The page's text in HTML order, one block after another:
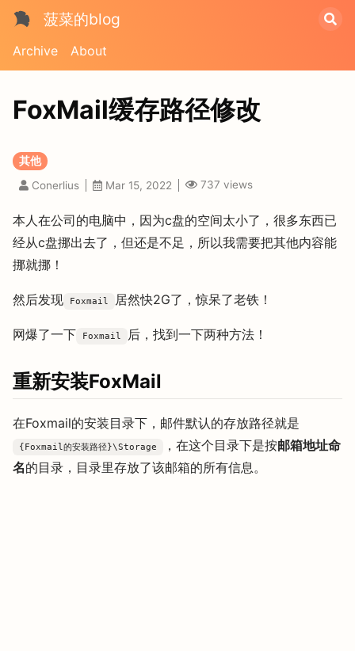
菠菜的blog
Archive About
FoxMail缓存路径修改
其他
Conerlius
Mar 15, 2022 737 views
本人在公司的电脑中，因为c盘的空间太小了，很多东西已
经从c盘挪出去了，但还是不足，所以我需要把其他内容能
挪就挪！
然后发现 Foxmail 居然快2G了，惊呆了老铁！
网爆了一下 Foxmail 后，找到一下两种方法！
重新安装FoxMail
在Foxmail的安装目录下，邮件默认的存放路径就是
{Foxmail的安装路径}\Storage ，在这个目录下是按邮箱地址命
名的目录，目录里存放了该邮箱的所有信息。